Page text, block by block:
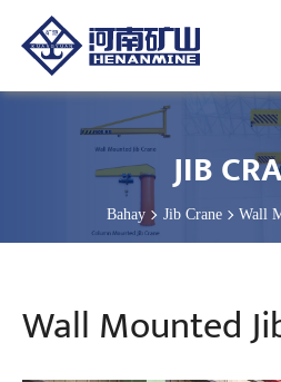
JIB
Bahay Jib Crane Wall
Wall Mounted